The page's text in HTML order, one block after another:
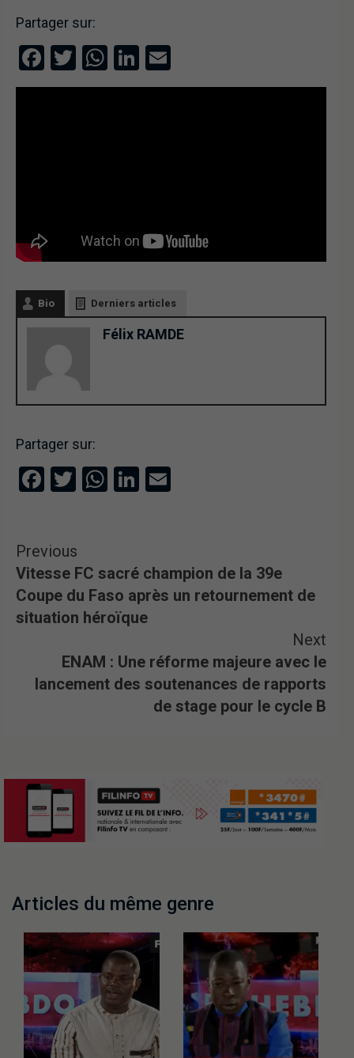
Partager sur:
Facebook
Twitter
WhatsApp
LinkedIn
Bio Derniers articles
Félix RAMDE
Partager sur:
Facebook
Twitter
WhatsApp
LinkedIn
Previous
Vitesse FC sacré champion de la 39e
Coupe du Faso après un retournement de
situation héroïque
Next
ENAM : Une réforme majeure avec le
lancement des soutenances de rapports
de stage pour le cycle B
Articles du même genre